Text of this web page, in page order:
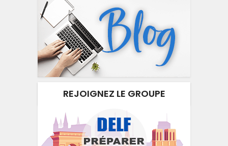
REJOIGNEZ LE GROUPE